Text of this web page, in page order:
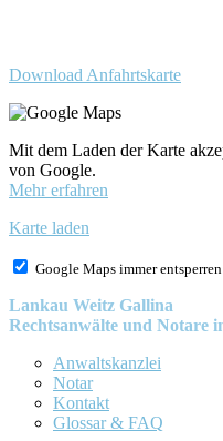
Download Anfahrtskarte
Mit dem Laden der Karte
von Google.
Mehr erfahren
Karte laden
Google Maps immer entsperren
Lankau Weitz Gallina
Rechtsanwälte und Notare
Anwaltskanzlei
Notar
Kontakt
Glossar & FAQ